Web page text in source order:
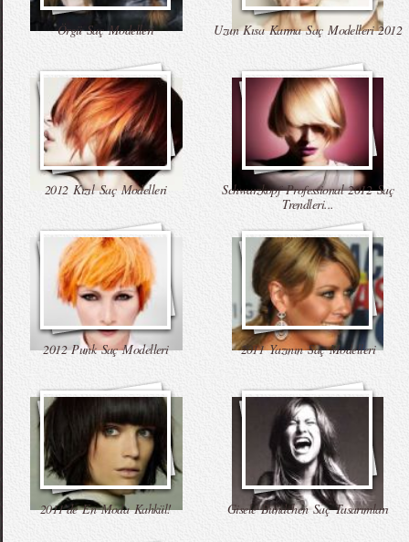
Örgü Saç Modelleri Uzun Kısa Karma Saç Modelleri 2012
2012 Kızıl Saç Modelleri
Schwarzkopf Professional 2012 Saç
Trendleri...
2012 Punk Saç Modelleri 2011 Yazının Saç Modelleri
2011’de En Moda Kahkül! Gisele Bundchen Saç Tasarımları